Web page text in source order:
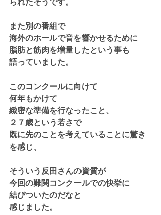
また別の番組で
海外のホールで音を響かせるために
脂肪と筋肉を増量したという事も
語っていました。
このコンクールに向けて
何年もかけて
緻密な準備を行なったこと、
２７歳という若さで
既に先のことを考えていることに驚き
を感じ、
そういう反田さんの資質が
今回の難関コンクールでの快挙に
結びついたのだなと
感じました。